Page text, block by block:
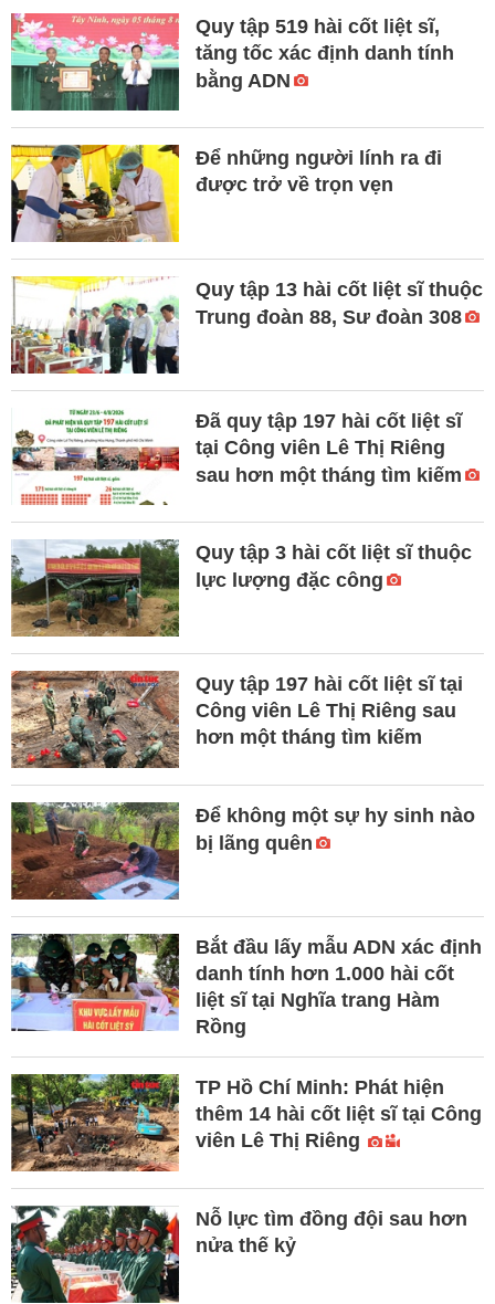
Quy tập 519 hài cốt liệt sĩ,
tăng tốc xác định danh tính
bằng ADN
Để những người lính ra đi
được trở về trọn vẹn
Quy tập 13 hài cốt liệt sĩ thuộc
Trung đoàn 88, Sư đoàn 308
Đã quy tập 197 hài cốt liệt sĩ
tại Công viên Lê Thị Riêng
sau hơn một tháng tìm kiếm
Quy tập 3 hài cốt liệt sĩ thuộc
lực lượng đặc công
Quy tập 197 hài cốt liệt sĩ tại
Công viên Lê Thị Riêng sau
hơn một tháng tìm kiếm
Để không một sự hy sinh nào
bị lãng quên
Bắt đầu lấy mẫu ADN xác định
danh tính hơn 1.000 hài cốt
liệt sĩ tại Nghĩa trang Hàm
Rồng
TP Hồ Chí Minh: Phát hiện
thêm 14 hài cốt liệt sĩ tại Công
viên Lê Thị Riêng
Nỗ lực tìm đồng đội sau hơn
nửa thế kỷ